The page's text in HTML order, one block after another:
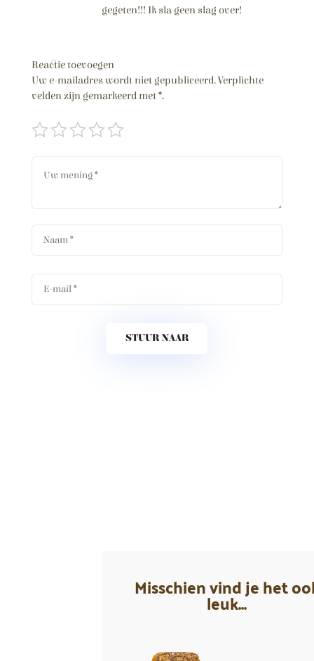
gegeten!!! Ik sla geen slag over!
Reactie toevoegen
Uw e-mailadres wordt niet gepubliceerd.Verplichte
velden zijn gemarkeerd met*.
STUUR NAAR
Misschien vind je het
leuk...